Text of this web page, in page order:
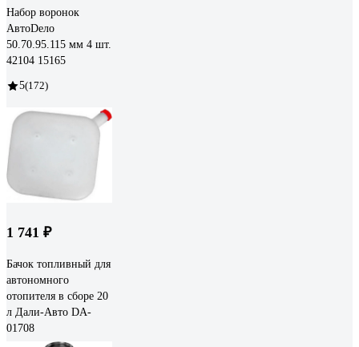
Набор воронок
АвтоDело
50.70.95.115 мм 4 шт.
42104 15165
5(172)
1 741 ₽
Бачок топливный для
автономного
отопителя в сборе 20
л Дали-Авто DA-
01708